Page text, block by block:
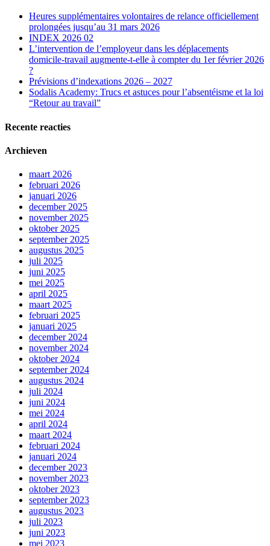
Heures supplémentaires volontaires de relance officiellement
prolongées jusqu’au 31 mars 2026
INDEX 2026 02
L’intervention de l’employeur dans les déplacements
domicile-travail augmente-t-elle à compter du 1er février 2026
?
Prévisions d’indexations 2026 – 2027
Sodalis Academy: Trucs et astuces pour l’absentéisme et la loi
“Retour au travail”
Recente reacties
Archieven
maart 2026
februari 2026
januari 2026
december 2025
november 2025
oktober 2025
september 2025
augustus 2025
juli 2025
juni 2025
mei 2025
april 2025
maart 2025
februari 2025
januari 2025
december 2024
november 2024
oktober 2024
september 2024
augustus 2024
juli 2024
juni 2024
mei 2024
april 2024
maart 2024
februari 2024
januari 2024
december 2023
november 2023
oktober 2023
september 2023
augustus 2023
juli 2023
juni 2023
mei 2023